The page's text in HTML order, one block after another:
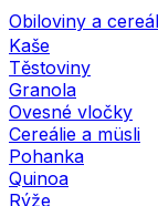
Obiloviny a
Kaše
Těstoviny
Granola
Ovesné vločky
Cereálie a müsli
Pohanka
Quinoa
Rýže